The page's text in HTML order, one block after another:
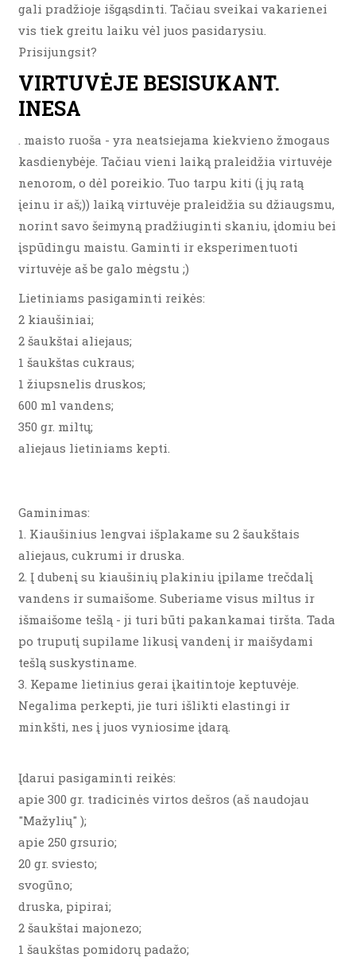
gali pradžioje išgąsdinti. Tačiau sveikai vakarienei
vis tiek greitu laiku vėl juos pasidarysiu.
Prisijungsit?
VIRTUVĖJE BESISUKANT.
INESA
. maisto ruoša - yra neatsiejama kiekvieno žmogaus
kasdienybėje. Tačiau vieni laiką praleidžia virtuvėje
nenorom, o dėl poreikio. Tuo tarpu kiti (į jų ratą
įeinu ir aš;)) laiką virtuvėje praleidžia su džiaugsmu,
norint savo šeimyną pradžiuginti skaniu, įdomiu bei
įspūdingu maistu. Gaminti ir eksperimentuoti
virtuvėje aš be galo mėgstu ;)
Lietiniams pasigaminti reikės:
2 kiaušiniai;
2 šaukštai aliejaus;
1 šaukštas cukraus;
1 žiupsnelis druskos;
600 ml vandens;
350 gr. miltų;
aliejaus lietiniams kepti.
Gaminimas:
1. Kiaušinius lengvai išplakame su 2 šaukštais
aliejaus, cukrumi ir druska.
2. Į dubenį su kiaušinių plakiniu įpilame trečdalį
vandens ir sumaišome. Suberiame visus miltus ir
išmaišome tešlą - ji turi būti pakankamai tiršta. Tada
po truputį supilame likusį vandenį ir maišydami
tešlą suskystiname.
3. Kepame lietinius gerai įkaitintoje keptuvėje.
Negalima perkepti, jie turi išlikti elastingi ir
minkšti, nes į juos vyniosime įdarą.
Įdarui pasigaminti reikės:
apie 300 gr. tradicinės virtos dešros (aš naudojau
"Mažylių" );
apie 250 grsurio;
20 gr. sviesto;
svogūno;
druska, pipirai;
2 šaukštai majonezo;
1 šaukštas pomidorų padažo;